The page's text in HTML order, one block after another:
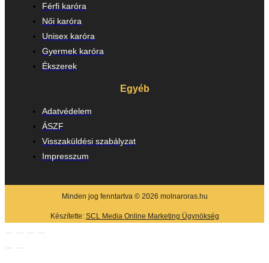
Férfi karóra
Női karóra
Unisex karóra
Gyermek karóra
Ékszerek
Egyéb
Adatvédelem
ÁSZF
Visszaküldési szabályzat
Impresszum
Minden jog fenntartva © 2026 molnaroras.hu
Készítette: SCL Media Online Marketing Ügynökség